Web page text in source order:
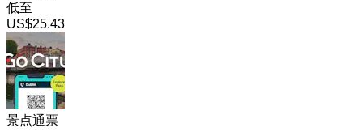
低至
US$25.43
景点通票